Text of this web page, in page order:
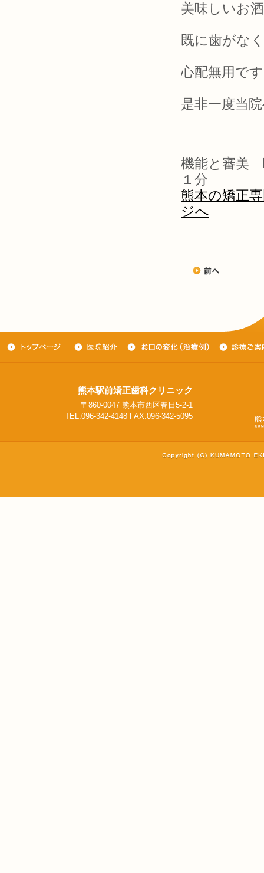
美味しいお
既に歯がな
心配無用で
是非一度当
機能と審美
１分
熊本の矯正
ジへ
熊本駅前矯正歯科クリニック
〒860-0047 熊本市西区春日5-2-1
TEL.096-342-4148 FAX.096-342-5095